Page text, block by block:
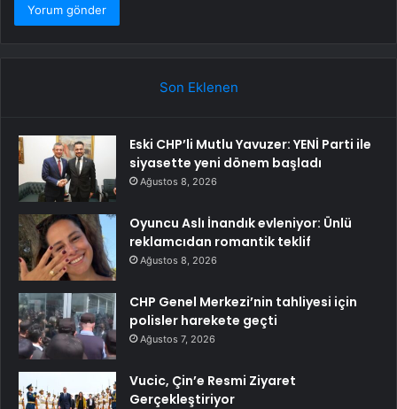
Son Eklenen
Eski CHP’li Mutlu Yavuzer: YENİ Parti ile
siyasette yeni dönem başladı
Ağustos 8, 2026
Oyuncu Aslı İnandık evleniyor: Ünlü
reklamcıdan romantik teklif
Ağustos 8, 2026
CHP Genel Merkezi’nin tahliyesi için
polisler harekete geçti
Ağustos 7, 2026
Vucic, Çin’e Resmi Ziyaret
Gerçekleştiriyor